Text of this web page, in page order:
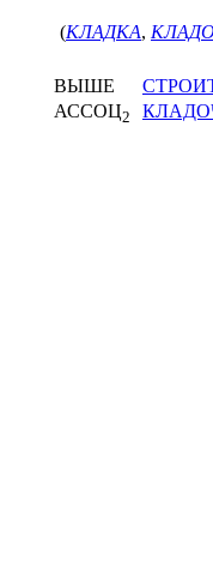
(КЛАДКА,
ВЫШЕ
АССОЦ2